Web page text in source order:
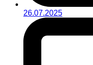
26.07.2025